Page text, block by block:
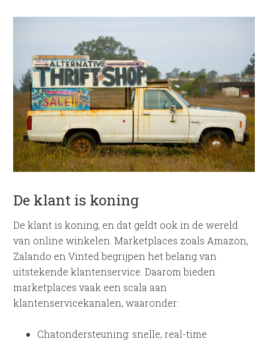
De klant is koning
De klant is koning, en dat geldt ook in de wereld
van online winkelen. Marketplaces zoals Amazon,
Zalando en Vinted begrijpen het belang van
uitstekende klantenservice. Daarom bieden
marketplaces vaak een scala aan
klantenservicekanalen, waaronder:
Chatondersteuning: snelle, real-time